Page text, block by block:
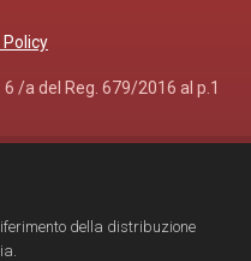
Policy
6 /a del Reg. 679/2016 al p.1
della distribuzione